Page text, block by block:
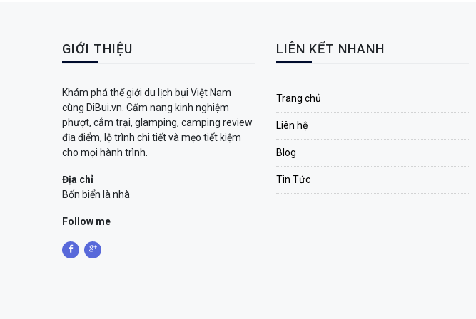
GIỚI THIỆU
Khám phá thế giới du lịch bụi Việt Nam
cùng DiBui.vn. Cẩm nang kinh nghiệm
phượt, cắm trại, glamping, camping review
địa điểm, lộ trình chi tiết và mẹo tiết kiệm
cho mọi hành trình.
Địa chỉ
Bốn biển là nhà
Follow me
LIÊN KẾT NHANH
Trang chủ
Liên hệ
Blog
Tin Tức